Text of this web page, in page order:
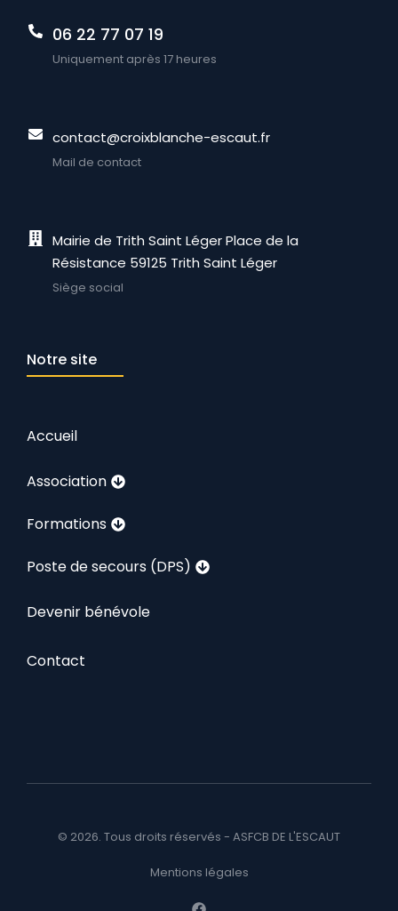
06 22 77 07 19
Uniquement après 17 heures
contact@croixblanche-escaut.fr
Mail de contact
Mairie de Trith Saint Léger Place de la
Résistance 59125 Trith Saint Léger
Siège social
Notre site
Accueil
Association
Formations
Poste de secours (DPS)
Devenir bénévole
Contact
© 2026. Tous droits réservés - ASFCB DE L'ESCAUT
Mentions légales